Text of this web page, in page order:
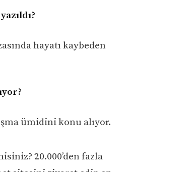
hayatı kaybeden
ümidini konu alıyor.
20.000’den fazla